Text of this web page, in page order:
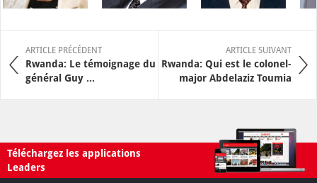
ARTICLE PRÉCÉDENT
Rwanda: Le témoignage du
général Guy ...
ARTICLE SUIVANT
Rwanda: Qui est le colonel-
major Abdelaziz Toumia
Téléchargez les applications
Leaders